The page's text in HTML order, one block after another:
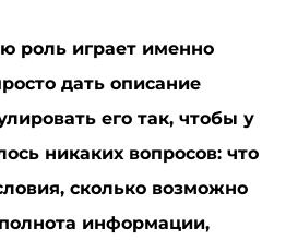
роль играет именно
дать описание
его так, чтобы у
никаких вопросов: что
сколько возможно
информации,